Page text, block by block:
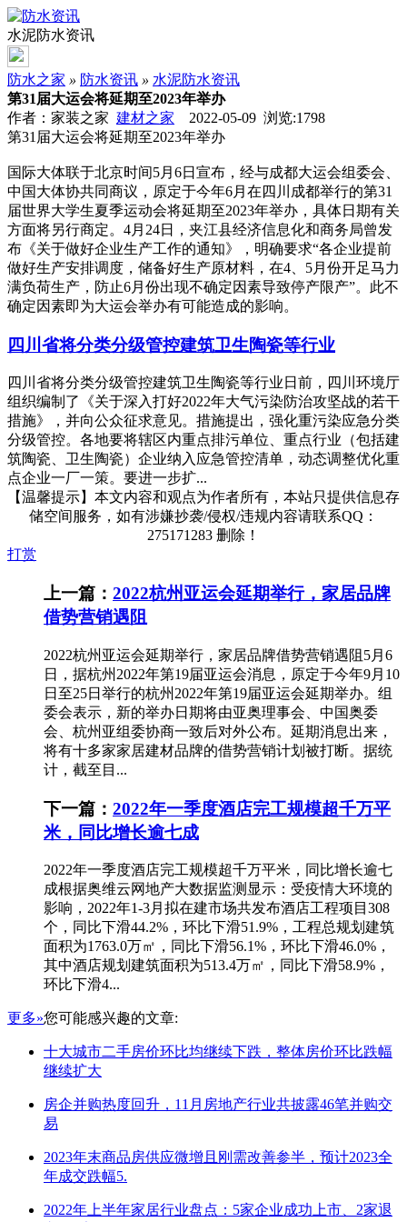
水泥防水资讯
防水之家 » 防水资讯 » 水泥防水资讯
第31届大运会将延期至2023年举办
作者：家装之家 建材之家 2022-05-09 浏览:1798
第31届大运会将延期至2023年举办
国际大体联于北京时间5月6日宣布，经与成都大运会组委会、
中国大体协共同商议，原定于今年6月在四川成都举行的第31
届世界大学生夏季运动会将延期至2023年举办，具体日期有关
方面将另行商定。4月24日，夹江县经济信息化和商务局曾发
布《关于做好企业生产工作的通知》，明确要求“各企业提前
做好生产安排调度，储备好生产原材料，在4、5月份开足马力
满负荷生产，防止6月份出现不确定因素导致停产限产”。此不
确定因素即为大运会举办有可能造成的影响。
四川省将分类分级管控建筑卫生陶瓷等行业
四川省将分类分级管控建筑卫生陶瓷等行业日前，四川环境厅
组织编制了《关于深入打好2022年大气污染防治攻坚战的若干
措施》，并向公众征求意见。措施提出，强化重污染应急分类
分级管控。各地要将辖区内重点排污单位、重点行业（包括建
筑陶瓷、卫生陶瓷）企业纳入应急管控清单，动态调整优化重
点企业一厂一策。要进一步扩...
【温馨提示】本文内容和观点为作者所有，本站只提供信息存
储空间服务，如有涉嫌抄袭/侵权/违规内容请联系QQ：
275171283 删除！
打赏
上一篇： 2022杭州亚运会延期举行，家居品牌
借势营销遇阻
2022杭州亚运会延期举行，家居品牌借势营销遇阻5月6
日，据杭州2022年第19届亚运会消息，原定于今年9月10
日至25日举行的杭州2022年第19届亚运会延期举办。组
委会表示，新的举办日期将由亚奥理事会、中国奥委
会、杭州亚组委协商一致后对外公布。延期消息出来，
将有十多家家居建材品牌的借势营销计划被打断。据统
计，截至目...
下一篇： 2022年一季度酒店完工规模超千万平
米，同比增长逾七成
2022年一季度酒店完工规模超千万平米，同比增长逾七
成根据奥维云网地产大数据监测显示：受疫情大环境的
影响，2022年1-3月拟在建市场共发布酒店工程项目308
个，同比下滑44.2%，环比下滑51.9%，工程总规划建筑
面积为1763.0万㎡，同比下滑56.1%，环比下滑46.0%，
其中酒店规划建筑面积为513.4万㎡，同比下滑58.9%，
环比下滑4...
更多»您可能感兴趣的文章:
十大城市二手房价环比均继续下跌，整体房价环比跌幅
继续扩大
房企并购热度回升，11月房地产行业共披露46笔并购交
易
2023年末商品房供应微增且刚需改善参半，预计2023全
年成交跌幅5.
2022年上半年家居行业盘点：5家企业成功上市、2家退